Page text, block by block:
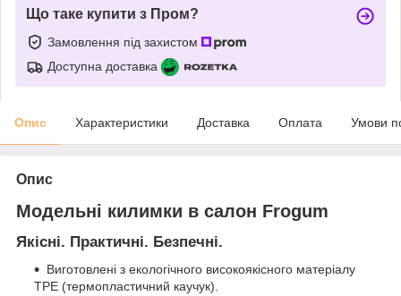
Що таке купити з Пром?
Замовлення під захистом
Доступна доставка
Опис Характеристики Доставка Оплата Умови
Опис
Модельні килимки в салон Frogum
Якісні. Практичні. Безпечні.
Виготовлені з екологічного високоякісного матеріалу
TPE (термопластичний каучук).